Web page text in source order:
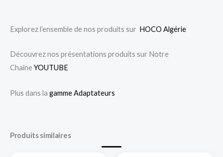
Explorez l’ensemble de nos produits sur HOCO Algérie
Découvrez nos présentations produits sur Notre
ChaineYOUTUBE
Plus dans la gamme Adaptateurs
Produits similaires